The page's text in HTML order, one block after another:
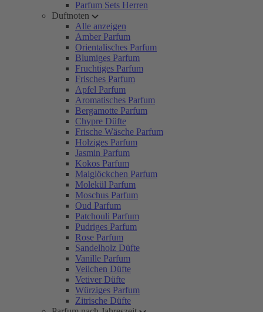
Parfum Sets Herren
Duftnoten
Alle anzeigen
Amber Parfum
Orientalisches Parfum
Blumiges Parfum
Fruchtiges Parfum
Frisches Parfum
Apfel Parfum
Aromatisches Parfum
Bergamotte Parfum
Chypre Düfte
Frische Wäsche Parfum
Holziges Parfum
Jasmin Parfum
Kokos Parfum
Maiglöckchen Parfum
Molekül Parfum
Moschus Parfum
Oud Parfum
Patchouli Parfum
Pudriges Parfum
Rose Parfum
Sandelholz Düfte
Vanille Parfum
Veilchen Düfte
Vetiver Düfte
Würziges Parfum
Zitrische Düfte